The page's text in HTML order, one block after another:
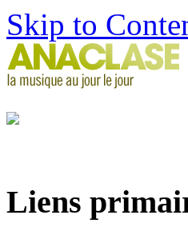
Skip to
Liens